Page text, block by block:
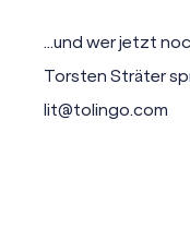
...und wer jetzt
Torsten Sträter
lit@tolingo.com